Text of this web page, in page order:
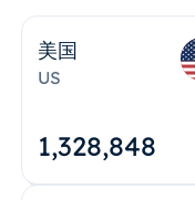
美国
US
1,328,848